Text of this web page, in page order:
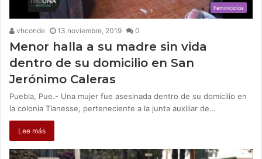
Feminicidios
vhconde 13 noviembre, 2019 0
Menor halla a su madre sin vida
dentro de su domicilio en San
Jerónimo Caleras
Puebla, Pue.- Una mujer fue asesinada dentro de su domicilio en
la colonia Tlanesse, perteneciente a la junta auxiliar de…
Lee más